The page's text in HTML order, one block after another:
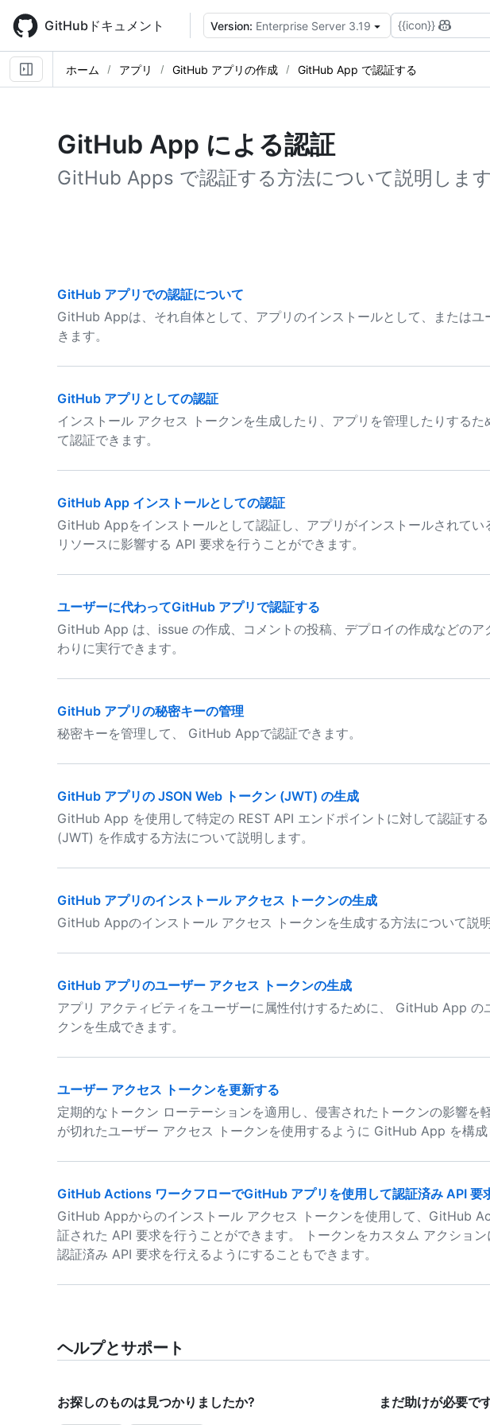
main
content
GitHubドキュメント Version: Enterprise Server 3.19 {{icon}}
ホーム アプリ GitHub アプリの作成 GitHub App で認証する
GitHub App による認証
GitHub Apps で認証する方法について説明します
GitHub アプリでの認証について
GitHub Appは、それ自体として、アプリのインストールとして、またはユ
きます。
GitHub アプリとしての認証
インストール アクセス トークンを生成したり、アプリを管理したりする
て認証できます。
GitHub App インストールとしての認証
GitHub Appをインストールとして認証し、アプリがインストールされてい
リソースに影響する API 要求を行うことができます。
ユーザーに代わってGitHub アプリで認証する
GitHub App は、issue の作成、コメントの投稿、デプロイの作成などのア
わりに実行できます。
GitHub アプリの秘密キーの管理
秘密キーを管理して、 GitHub Appで認証できます。
GitHub アプリの JSON Web トークン (JWT) の生成
GitHub App を使用して特定の REST API エンドポイントに対して認証す
(JWT) を作成する方法について説明します。
GitHub アプリのインストール アクセス トークンの生成
GitHub Appのインストール アクセス トークンを生成する方法について説明
GitHub アプリのユーザー アクセス トークンの生成
アプリ アクティビティをユーザーに属性付けするために、 GitHub App の
クンを生成できます。
ユーザー アクセス トークンを更新する
定期的なトークン ローテーションを適用し、侵害されたトークンの影響を
が切れたユーザー アクセス トークンを使用するように GitHub App を構成
GitHub Actions ワークフローでGitHub アプリを使用して認証済み API 要
GitHub Appからのインストール アクセス トークンを使用して、GitHub
証された API 要求を行うことができます。 トークンをカスタム アクショ
認証済み API 要求を行えるようにすることもできます。
ヘルプとサポート
お探しのものは見つかりましたか? まだ助けが必要で